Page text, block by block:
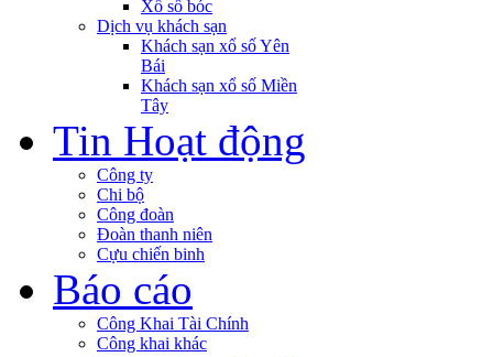
Xổ số bóc
Dịch vụ khách sạn
Khách sạn xổ số Yên
Bái
Khách sạn xổ số Miền
Tây
Tin Hoạt động
Công ty
Chi bộ
Công đoàn
Đoàn thanh niên
Cựu chiến binh
Báo cáo
Công Khai Tài Chính
Công khai khác